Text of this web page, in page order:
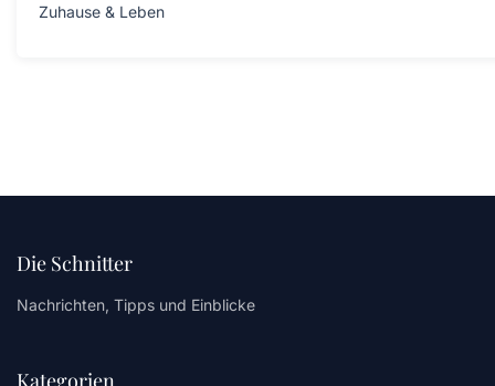
Zuhause & Leben
Die Schnitter
Nachrichten, Tipps und Einblicke
Kategorien